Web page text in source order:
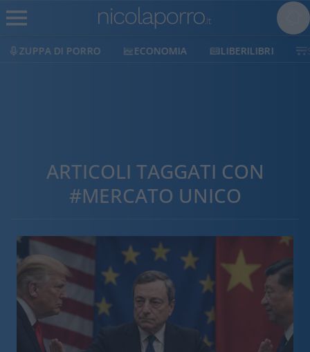
ZUPPA DI PORRO ECONOMIA LIBERILIBRI
ARTICOLI TAGGATI CON
#MERCATO UNICO